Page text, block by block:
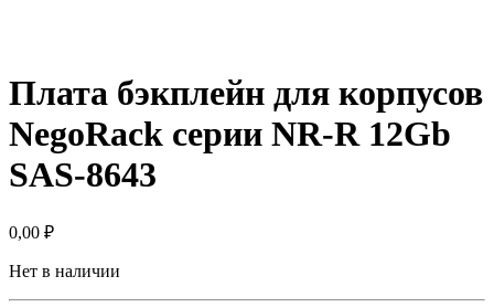
Плата бэкплейн для корпусов
NegoRack серии NR-R 12Gb
SAS-8643
0,00 ₽
Нет в наличии